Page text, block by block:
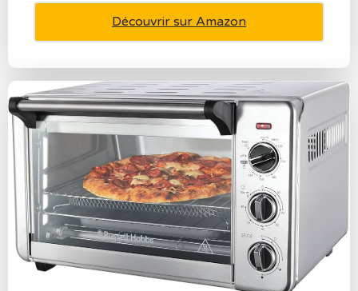
Découvrir sur Amazon